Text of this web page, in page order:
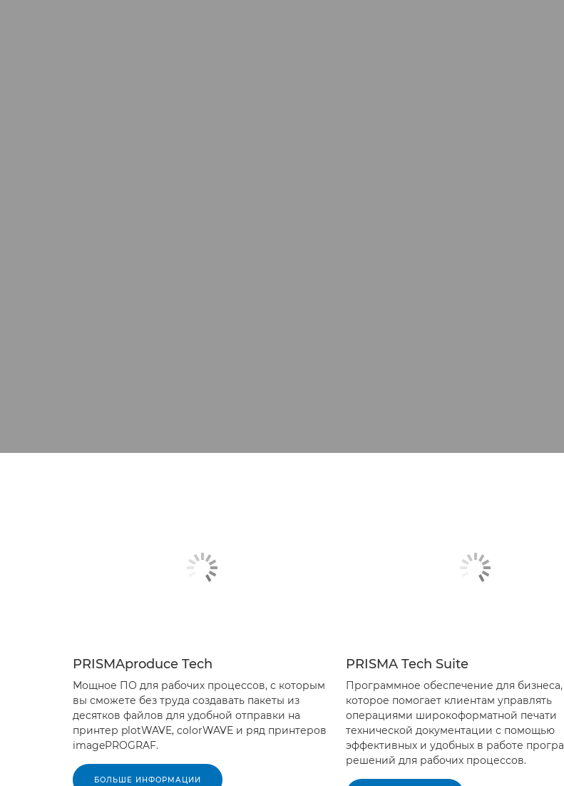
PRISMAproduce Tech
Мощное ПО для рабочих процессов, с которым
вы сможете без труда создавать пакеты из
десятков файлов для удобной отправки на
принтер plotWAVE, colorWAVE и ряд принтеров
imagePROGRAF.
БОЛЬШЕ ИНФОРМАЦИИ
PRISMA Tech Suite
Программное обеспечение для бизнеса,
которое помогает клиентам управлять
операциями широкоформатной печати
технической документации с помощью
эффективных и удобных в работе
решений для рабочих процессов.